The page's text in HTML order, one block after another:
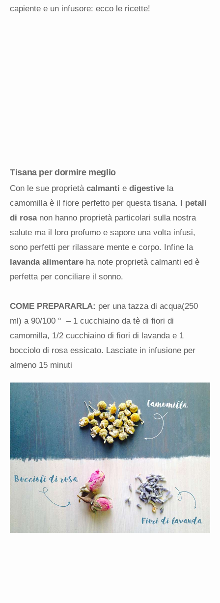
capiente e un infusore: ecco le ricette!
Tisana per dormire meglio
Con le sue proprietà calmanti e digestive la
camomilla è il fiore perfetto per questa tisana. I
petali
di rosanon hanno proprietà particolari sulla nostra
salute ma il loro profumo e sapore una volta infusi,
sono perfetti per rilassare mente e corpo. Infine la
lavanda alimentare ha note proprietà calmanti ed è
perfetta per conciliare il sonno.
COME PREPARARLA: per una tazza di acqua(250
ml) a 90/100 ° – 1 cucchiaino da tè di fiori di
camomilla, 1/2 cucchiaino di fiori di lavanda e 1
bocciolo di rosa essicato. Lasciate in infusione per
almeno 15 minuti